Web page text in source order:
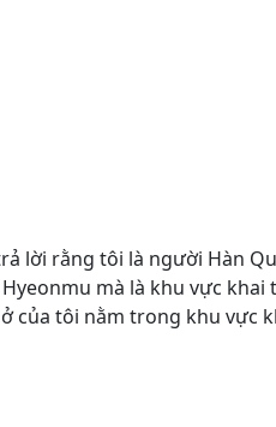
lời rằng tôi là người Hàn
mà là khu vực khai
của tôi nằm trong khu vực